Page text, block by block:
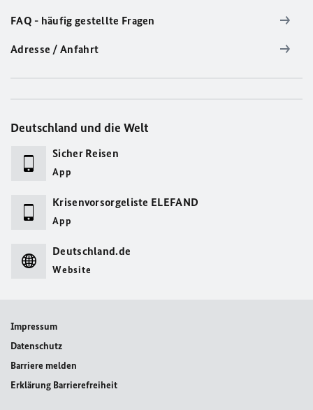
FAQ - häufig gestellte Fragen
Adresse / Anfahrt
Deutschland und die Welt
Sicher Reisen
App
Krisenvorsorgeliste ELEFAND
App
Deutschland.de
Website
Impressum
Datenschutz
Barriere melden
Erklärung Barrierefreiheit